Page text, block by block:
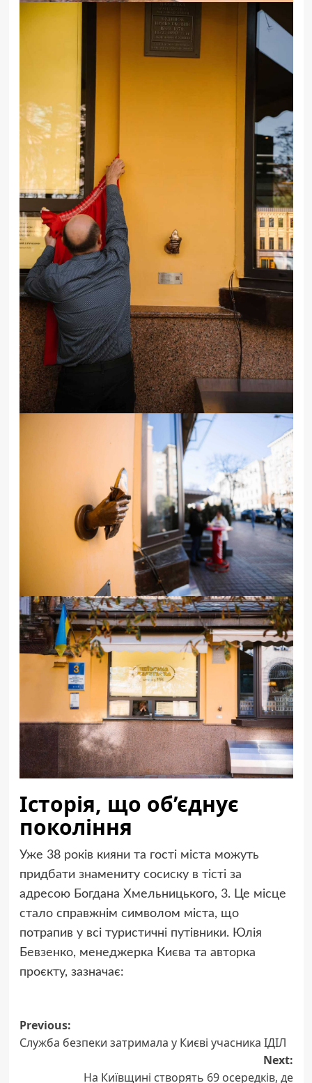
Історія, що об’єднує
покоління
Уже 38 років кияни та гості міста можуть
придбати знамениту сосиску в тісті за
адресою Богдана Хмельницького, 3. Це місце
стало справжнім символом міста, що
потрапив у всі туристичні путівники. Юлія
Бевзенко, менеджерка Києва та авторка
проєкту, зазначає:
Post
navigation
Previous:
Служба безпеки затримала у Києві учасника ІДІЛ
Next:
На Київщині створять 69 осередків, де